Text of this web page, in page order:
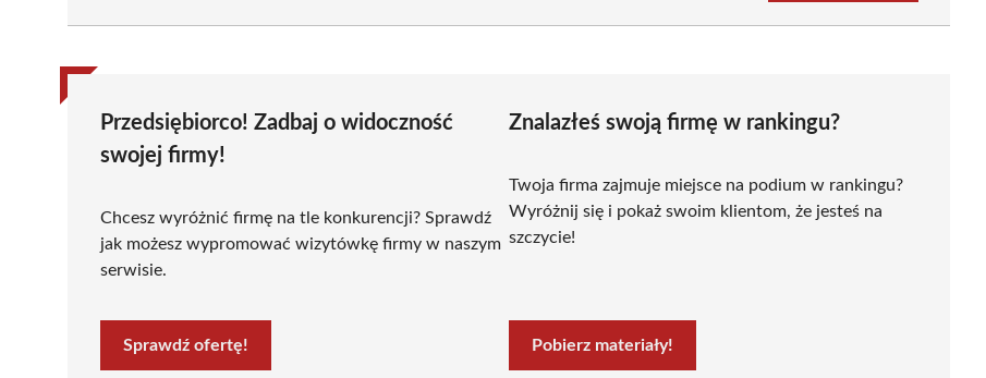
Przedsiębiorco! Zadbaj o widoczność
swojej firmy!
Chcesz wyróżnić firmę na tle konkurencji? Sprawdź
jak możesz wypromować wizytówkę firmy w naszym
serwisie.
Sprawdź ofertę!
Znalazłeś swoją firmę w rankingu?
Twoja firma zajmuje miejsce na podium w rankingu?
Wyróżnij się i pokaż swoim klientom, że jesteś na
szczycie!
Pobierz materiały!